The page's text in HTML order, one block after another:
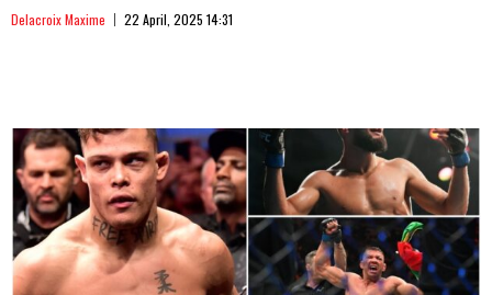
Delacroix Maxime 22 April, 2025 14:31